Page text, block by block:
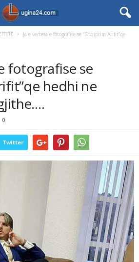
Ja e verteta e fotografise se “Shqiprim Arifit”qe
fotografise se
hedhi ne
0
Twitter